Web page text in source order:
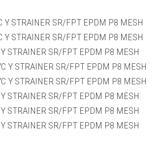
Y STRAINER SR/FPT EPDM P8 MESH
Y STRAINER SR/FPT EPDM P8 MESH
STRAINER SR/FPT EPDM P8 MESH
Y STRAINER SR/FPT EPDM P8 MESH
Y STRAINER SR/FPT EPDM P8 MESH
STRAINER SR/FPT EPDM P8 MESH
STRAINER SR/FPT EPDM P8 MESH
STRAINER SR/FPT EPDM P8 MESH